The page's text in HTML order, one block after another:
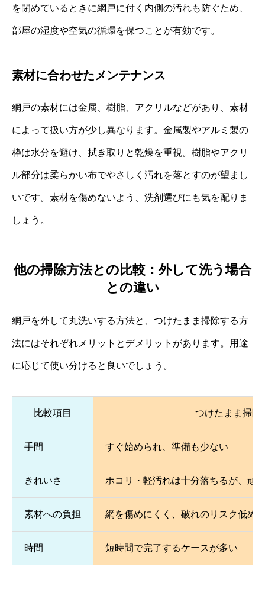
を閉めているときに網戸に付く内側の汚れも防ぐため、
部屋の湿度や空気の循環を保つことが有効です。
素材に合わせたメンテナンス
網戸の素材には金属、樹脂、アクリルなどがあり、素材
によって扱い方が少し異なります。金属製やアルミ製の
枠は水分を避け、拭き取りと乾燥を重視。樹脂やアクリ
ル部分は柔らかい布でやさしく汚れを落とすのが望まし
いです。素材を傷めないよう、洗剤選びにも気を配りま
しょう。
他の掃除方法との比較：外して洗う場合
との違い
網戸を外して丸洗いする方法と、つけたまま掃除する方
法にはそれぞれメリットとデメリットがあります。用途
に応じて使い分けると良いでしょう。
比較項目 つけたまま掃除
手間 すぐ始められ、準備も少ない
きれいさ ホコリ・軽汚れは十分落ちるが、頑
素材への負担 網を傷めにくく、破れのリスク低め
時間 短時間で完了するケースが多い